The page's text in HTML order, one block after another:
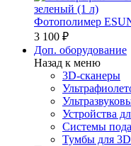
Фотополимер
3 100 ₽
Доп. оборудование
Назад к меню
3D-сканеры
Устройства
Системы
Тумбы для